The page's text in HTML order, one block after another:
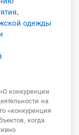
одежды
конкуренции
на
«конкуренция
когда